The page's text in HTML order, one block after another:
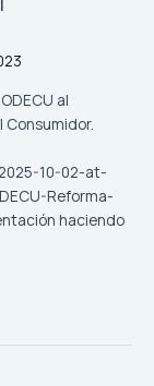
al
Consumidor.
10-02-at-
Reforma-
haciendo